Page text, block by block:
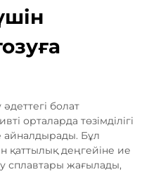
болат
орталарда төзімділігі
айналдырады. Бұл
қаттылық деңгейіне ие
сплавтары жағылады,